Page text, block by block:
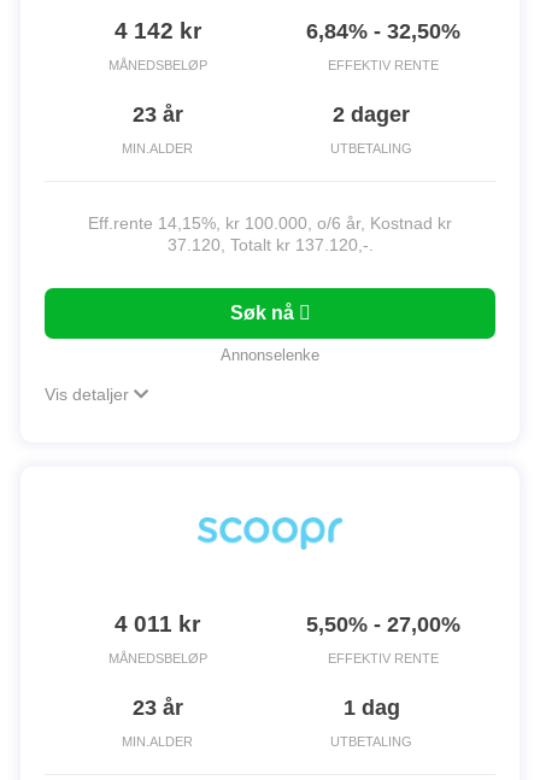
4 142 kr
MÅNEDSBELØP
6,84% - 32,50%
EFFEKTIV RENTE
23 år
MIN.ALDER
2 dager
UTBETALING
Eff.rente 14,15%, kr 100.000, o/6 år, Kostnad kr
37.120, Totalt kr 137.120,-.
Søk nå
Annonselenke
Vis detaljer
4 011 kr
MÅNEDSBELØP
5,50% - 27,00%
EFFEKTIV RENTE
23 år
MIN.ALDER
1 dag
UTBETALING